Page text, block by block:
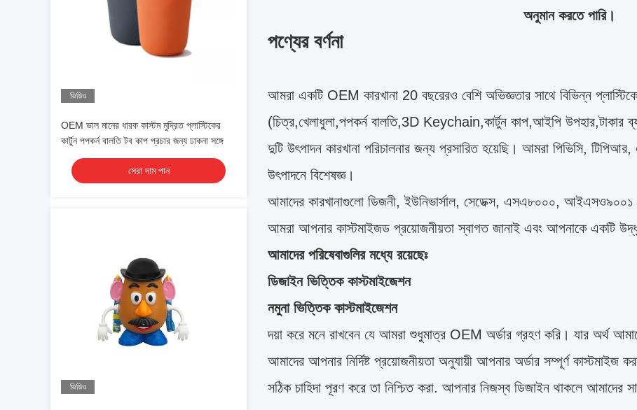
ভিডিও
OEM ভাল মানের ধারক কাস্টম মুদ্রিত প্লাস্টিকের
কার্টুন পপকর্ন বালতি টব কাপ প্রচার জন্য ঢাকনা সঙ্গে
সেরা দাম পান
ভিডিও
অনুমান করতে পারি।
পণ্যের বর্ণনা
আমরা একটি OEM কারখানা 20 বছরেরও বেশি অভিজ্ঞতার সাথে বিভিন্ন
(চিত্র,খেলাধুলা,পপকর্ন বালতি,3D Keychain,কার্টুন কাপ,আইপি উপহার,টাকার
দুটি উৎপাদন কারখানা পরিচালনার জন্য প্রসারিত হয়েছি। আমরা পিভিসি,
উৎপাদনে বিশেষজ্ঞ।
আমাদের কারখানাগুলো ডিজনী, ইউনিভার্সাল, সেডেক্স, এসএ৮০০০, আইএসও৯০০১
আমরা আপনার কাস্টমাইজড প্রয়োজনীয়তা স্বাগত জানাই এবং আপনাকে একটি
আমাদের পরিষেবাগুলির মধ্যে রয়েছেঃ
ডিজাইন ভিত্তিক কাস্টমাইজেশন
নমুনা ভিত্তিক কাস্টমাইজেশন
দয়া করে মনে রাখবেন যে আমরা শুধুমাত্র OEM অর্ডার গ্রহণ করি। যার অর্থ
আমাদের আপনার নির্দিষ্ট প্রয়োজনীয়তা অনুযায়ী আপনার অর্ডার সম্পূর্ণ কাস্টমাইজ
সঠিক চাহিদা পূরণ করে তা নিশ্চিত করা. আপনার নিজস্ব ডিজাইন থাকলে আমাদের